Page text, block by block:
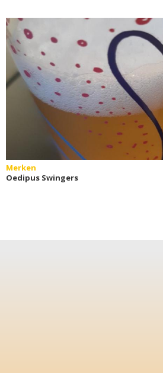
Merken
Oedipus Swingers